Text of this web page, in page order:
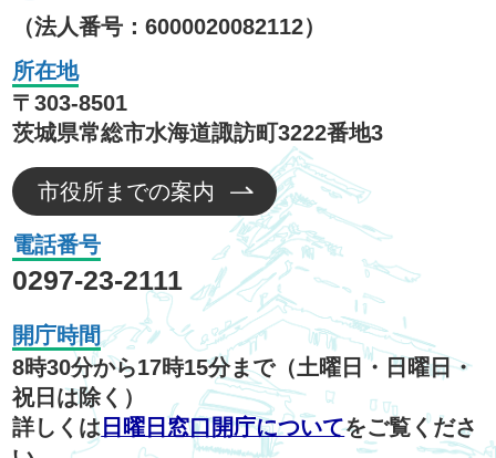
（法人番号：6000020082112）
所在地
〒303-8501
茨城県常総市水海道諏訪町3222番地3
市役所までの案内
電話番号
0297-23-2111
開庁時間
8時30分から17時15分まで（土曜日・日曜日・
祝日は除く）
詳しくは 日曜日窓口開庁についてをご覧くださ